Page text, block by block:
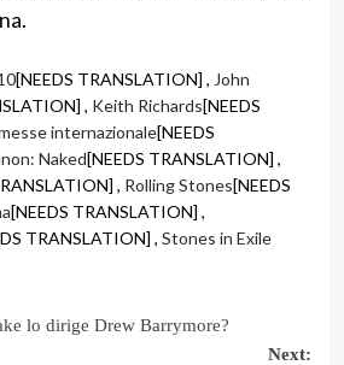
[NEEDS TRANSLATION] , John
, Keith Richards[NEEDS
internazionale[NEEDS
Naked[NEEDS TRANSLATION] ,
, Rolling Stones[NEEDS
[NEEDS TRANSLATION] ,
TRANSLATION] , Stones in Exile
lo dirige Drew Barrymore?
Next: